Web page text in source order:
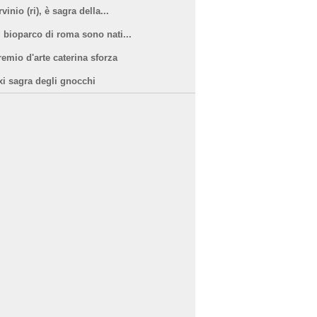
(ri), è sagra della...
bioparco di roma sono nati...
d'arte caterina sforza
sagra degli gnocchi